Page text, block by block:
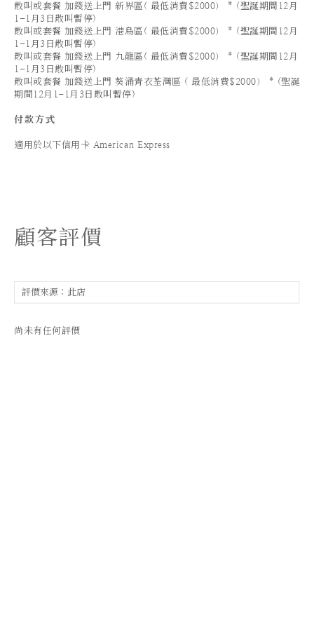
散叫或套餐 加錢送上門 新界區( 最低消費$2000） * (聖誕期間12月
1-1月3日散叫暫停)
散叫或套餐 加錢送上門 港島區( 最低消費$2000） * (聖誕期間12月
1-1月3日散叫暫停)
散叫或套餐 加錢送上門 九龍區( 最低消費$2000） * (聖誕期間12月
1-1月3日散叫暫停)
散叫或套餐 加錢送上門 葵涌青衣荃灣區 ( 最低消費$2000） * (聖誕
期間12月1-1月3日散叫暫停)
付款方式
適用於以下信用卡 American Express
顧客評價
尚未有任何評價